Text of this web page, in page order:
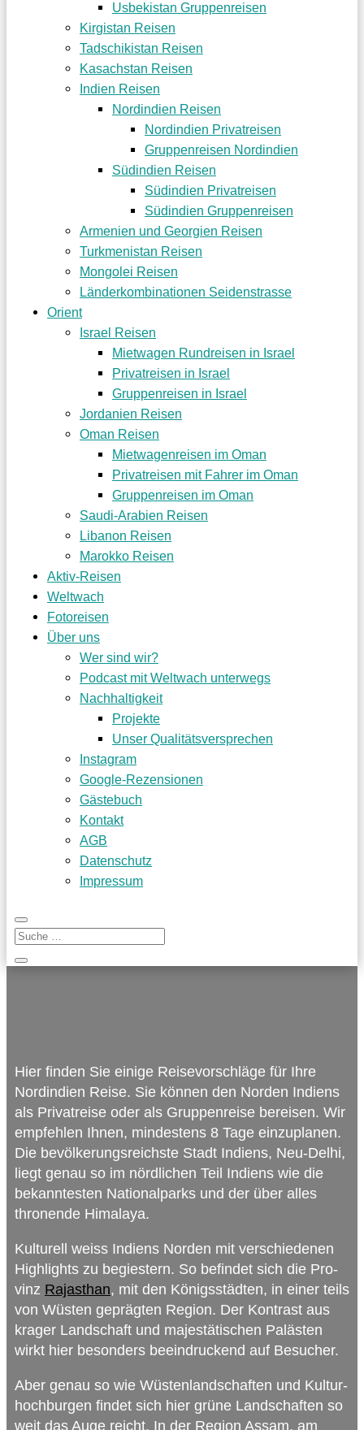
Usbekistan Gruppenreisen
Kirgistan Reisen
Tadschikistan Reisen
Kasachstan Reisen
Indien Reisen
Nordindien Reisen
Nordindien Privatreisen
Gruppenreisen Nordindien
Südindien Reisen
Südindien Privatreisen
Südindien Gruppenreisen
Armenien und Georgien Reisen
Turkmenistan Reisen
Mongolei Reisen
Länderkombinationen Seidenstrasse
Orient
Israel Reisen
Mietwagen Rundreisen in Israel
Privatreisen in Israel
Gruppenreisen in Israel
Jordanien Reisen
Oman Reisen
Mietwagenreisen im Oman
Privatreisen mit Fahrer im Oman
Gruppenreisen im Oman
Saudi-Arabien Reisen
Libanon Reisen
Marokko Reisen
Aktiv-Reisen
Weltwach
Fotoreisen
Über uns
Wer sind wir?
Podcast mit Weltwach unterwegs
Nachhaltigkeit
Projekte
Unser Qualitätsversprechen
Instagram
Google-Rezensionen
Gästebuch
Kontakt
AGB
Datenschutz
Impressum
Hier fin­den Sie einige Rei­se­vor­schläge für Ihre
Nord­in­dien Reise. Sie kön­nen den Nor­den Indi­ens
als Pri­vat­reise oder als Grup­pen­reise berei­sen. Wir
emp­feh­len Ihnen, min­des­tens 8 Tage ein­zu­pla­nen.
Die bevöl­ke­rungs­reichste Stadt Indi­ens, Neu-Delhi,
liegt genau so im nörd­li­chen Teil Indi­ens wie die
bekann­tes­ten Natio­nal­parks und der über alles
thro­nende Himalaya.
Kul­tu­rell weiss Indi­ens Nor­den mit ver­schie­de­nen
High­lights zu begie­s­tern. So befin­det sich die Pro­
vinz Raja­sthan, mit den Königs­städ­ten, in einer teils
von Wüs­ten gepräg­ten Region. Der Kon­trast aus
kra­ger Land­schaft und majes­tä­ti­schen Paläs­ten
wirkt hier beson­ders beein­dru­ckend auf Besucher.
Aber genau so wie Wüs­ten­land­schaf­ten und Kul­tur­
hoch­bur­gen fin­det sich hier grüne Land­schaf­ten so
weit das Auge reicht. In der Region Assam, am